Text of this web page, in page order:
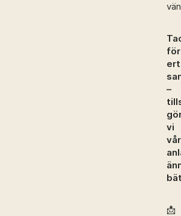
för
ert
–
vi
vår
📩